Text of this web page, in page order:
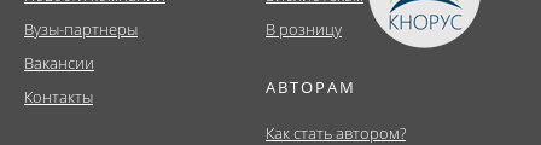
Вузы-партнеры
Вакансии
Контакты
В розницу
АВТОРАМ
Как стать автором?